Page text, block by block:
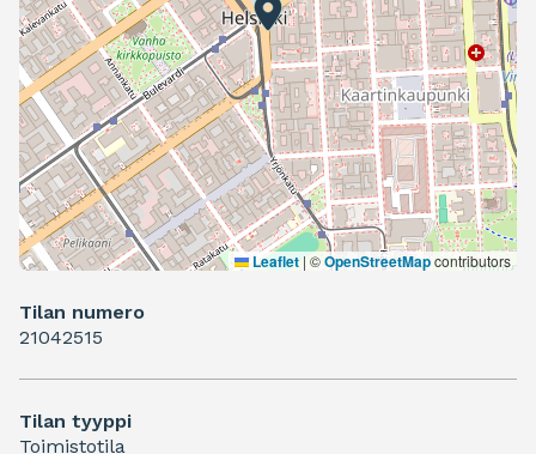
Leaflet | ©OpenStreetMapcontributors
Tilan numero
21042515
Tilan tyyppi
Toimistotila